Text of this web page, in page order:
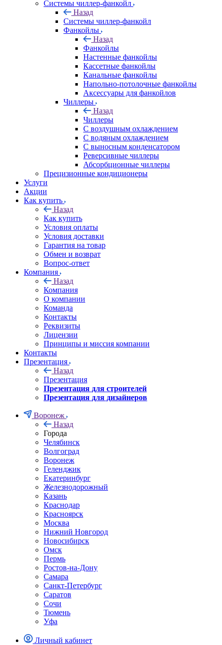
Системы чиллер-фанкойл
Назад
Системы чиллер-фанкойл
Фанкойлы
Назад
Фанкойлы
Настенные фанкойлы
Кассетные фанкойлы
Канальные фанкойлы
Напольно-потолочные фанкойлы
Аксессуары для фанкойлов
Чиллеры
Назад
Чиллеры
С воздушным охлаждением
С водяным охлаждением
С выносным конденсатором
Реверсивные чиллеры
Абсорбционные чиллеры
Прецизионные кондиционеры
Услуги
Акции
Как купить
Назад
Как купить
Условия оплаты
Условия доставки
Гарантия на товар
Обмен и возврат
Вопрос-ответ
Компания
Назад
Компания
О компании
Команда
Контакты
Реквизиты
Лицензии
Принципы и миссия компании
Контакты
Презентация
Назад
Презентация
Презентация для строителей
Презентация для дизайнеров
Воронеж
Назад
Города
Челябинск
Волгоград
Воронеж
Геленджик
Екатеринбург
Железнодорожный
Казань
Краснодар
Красноярск
Москва
Нижний Новгород
Новосибирск
Омск
Пермь
Ростов-на-Дону
Самара
Санкт-Петербург
Саратов
Сочи
Тюмень
Уфа
Личный кабинет